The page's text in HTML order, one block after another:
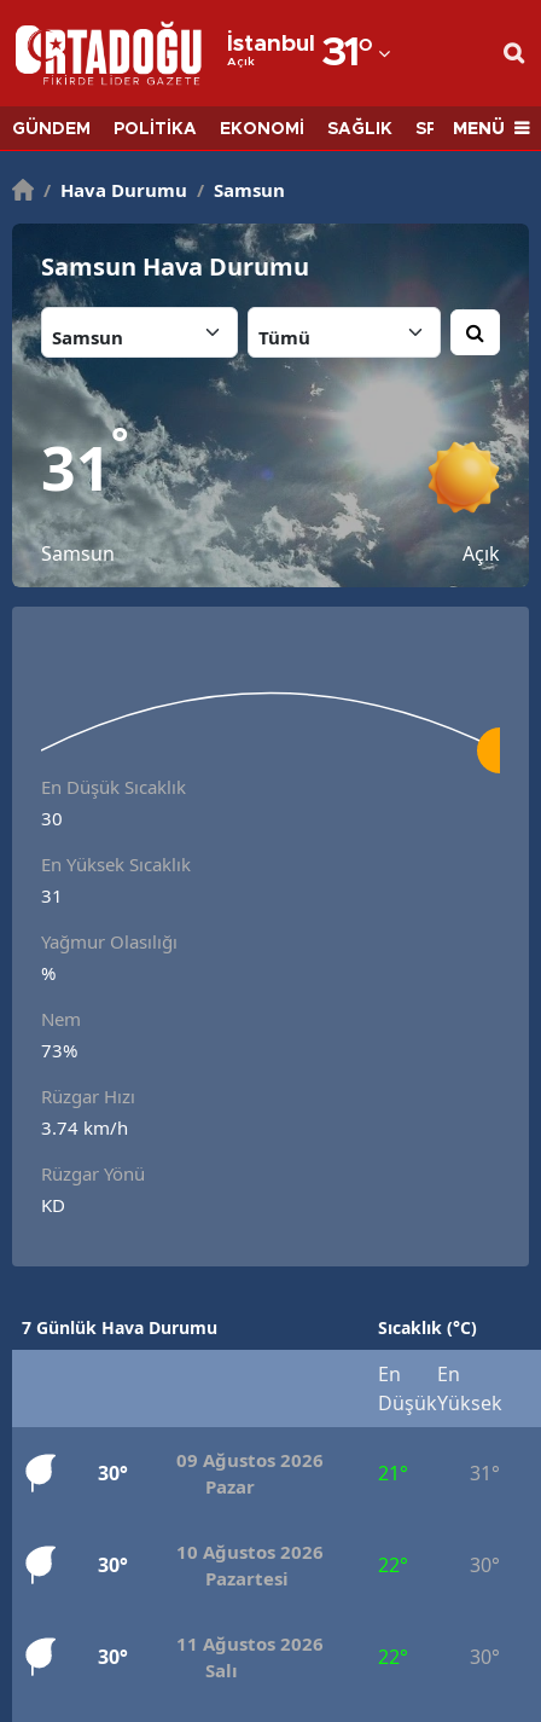
İstanbul
Açık 31°
Adana
Adıyaman
Ağrı
Amasya
Antalya
Aydın
Balıkesir
Bilecik
Erzurum
Gümüşhane
Hatay
Mersin
GÜNDEM POLİTİKA EKONOMİ SAĞLIK SPORMENÜ
/ Hava Durumu / Samsun
Samsun Hava Durumu
31°
Samsun Açık
En Düşük Sıcaklık
30
En Yüksek Sıcaklık
31
Yağmur Olasılığı
%
Nem
73%
Rüzgar Hızı
3.74 km/h
Rüzgar Yönü
KD
7 Günlük Hava Durumu Sıcaklık (°C)
En
Düşük
En
Yüksek
30°
09 Ağustos 2026
Pazar
21° 31°
30°
10 Ağustos 2026
Pazartesi
22° 30°
30°
11 Ağustos 2026
Salı
22° 30°